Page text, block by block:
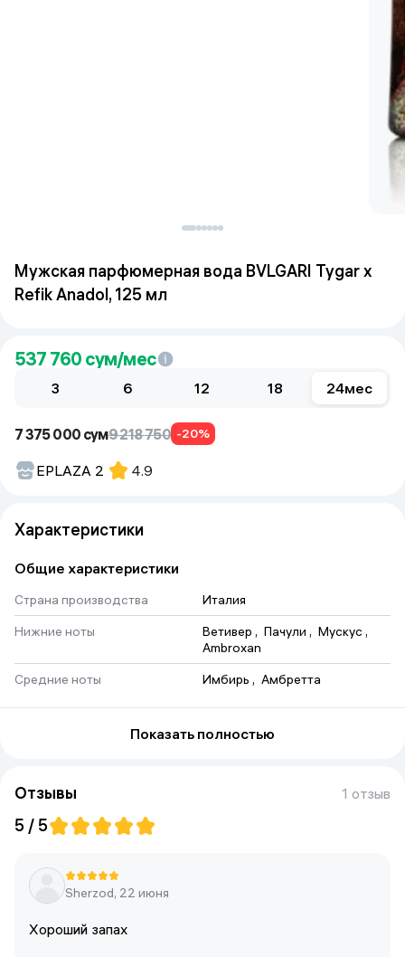
Мужская парфюмерная вода BVLGARI Tygar x
Refik Anadol, 125 мл
537 760 сум/мес
3 6 12 18 24мес
7 375 000 сум9 218 750 -20%
EPLAZA 2 4.9
Характеристики
Общие характеристики
Страна производства
Италия
Нижние ноты
Ветивер , Пачули , Мускус ,
Ambroxan
Средние ноты
Имбирь , Амбретта
Тип аромата
Цитрусовые
125 мл
Пол
Показать полностью
Отзывы 1 отзыв
5 / 5
Sherzod, 22 июня
Хороший запах